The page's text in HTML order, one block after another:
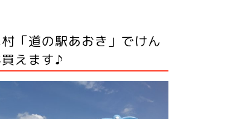
「道の駅あおき」でけん
えます♪